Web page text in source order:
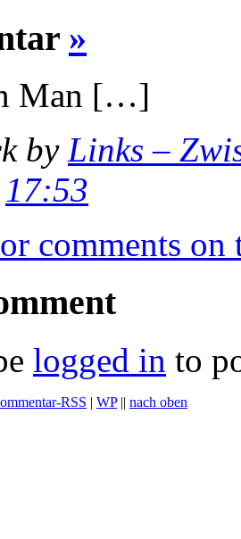
»
Man […]
by Links –
17:53
comments on
logged in to
RSS | WP|| nach oben